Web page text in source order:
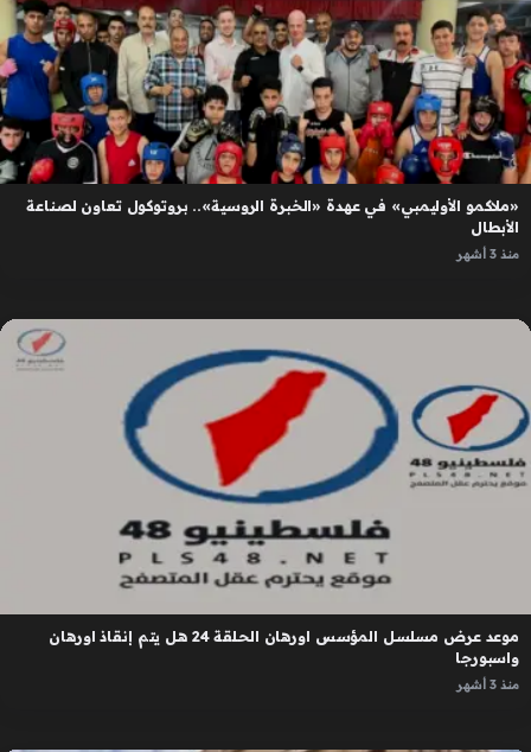
«ملاكمو الأوليمبي» في عهدة «الخبرة الروسية».. بروتوكول تعاون لصناعة
الأبطال
منذ 3 أشهر
موعد عرض مسلسل المؤسس اورهان الحلقة 24 هل يتم إنقاذ اورهان
واسبورجا
منذ 3 أشهر